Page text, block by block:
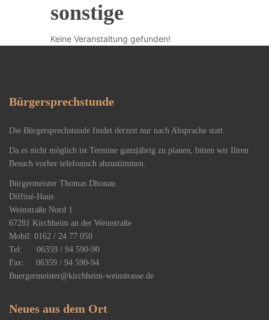
sonstige
Keine Veranstaltung gefunden!
Bürgersprechstunde
Die Bürgersprechstunde findet derzeit nur nach Absprache statt.
Da es nicht möglich ist Termine ganzjährig zu planen, bitten wir Ihren
Besuch vorher telefonisch abzustimmen.
Bürgermeister Thomas Dhonau
Diffiné-Haus
​Weinstraße Nord 1
67281 Kirchheim an der Weinstraße
Mobil: 0162 / 24 77 050
Tel: 06359 / 94 590-90
Fax: 06359 / 94 590-94
Buergermeister@kirchheim-weinstrasse.de
Neues aus dem Ort